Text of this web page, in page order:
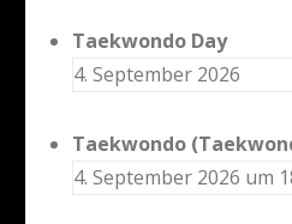
Taekwondo Day
4. September 2026
Taekwondo
4. September 2026 um